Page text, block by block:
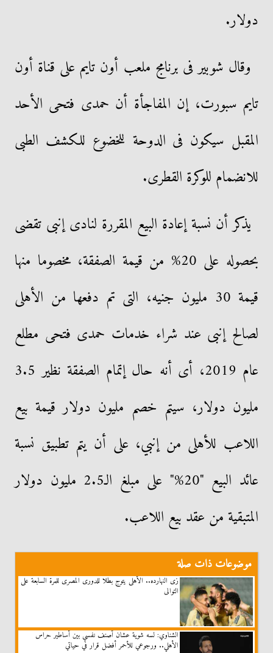
دولار.
وقال شوبير فى برنامج ملعب أون تايم على قناة أون
تايم سبورت، إن المفاجأة أن حمدى فتحى الأحد
المقبل سيكون فى الدوحة للخضوع للكشف الطبى
للانضمام للوكرة القطرى.
يذكر أن نسبة إعادة البيع المقررة لنادى إنبى تقضى
بحصوله على 20% من قيمة الصفقة، مخصوما منها
قيمة 30 مليون جنيه، التى تم دفعها من الأهلى
لصالح إنبى عند شراء خدمات حمدى فتحى مطلع
عام 2019، أى أنه حال إتمام الصفقة نظير 3.5
مليون دولار، سيتم خصم مليون دولار قيمة بيع
اللاعب للأهلى من إنبي، على أن يتم تطبيق نسبة
عائد البيع "20%" على مبلغ الـ2.5 مليون دولار
المتبقية من عقد بيع اللاعب.
موضوعات ذات صلة
زى النهارده.. الأهلى يتوج بطلا للدورى المصرى للمرة السابعة على
التوالى
الشناوي: لسه شوية عشان أصنف نفسي بين أساطير حراس
الأهلي.. ورجوعي للأحمر أفضل قرار في حياتي